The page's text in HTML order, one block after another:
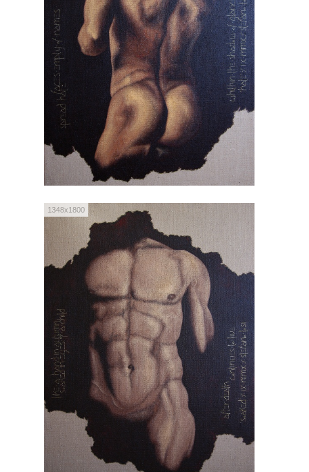
1348x1800